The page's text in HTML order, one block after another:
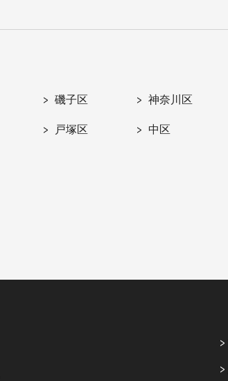
磯子区 神奈川区
戸塚区 中区